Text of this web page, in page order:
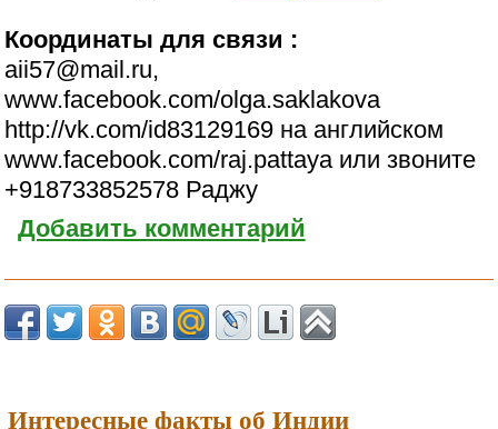
Координаты для связи :
aii57@mail.ru,
www.facebook.com/olga.saklakova
http://vk.com/id83129169 на английском
www.facebook.com/raj.pattaya или звоните
+918733852578 Раджу
Добавить комментарий
Интересные факты об Индии